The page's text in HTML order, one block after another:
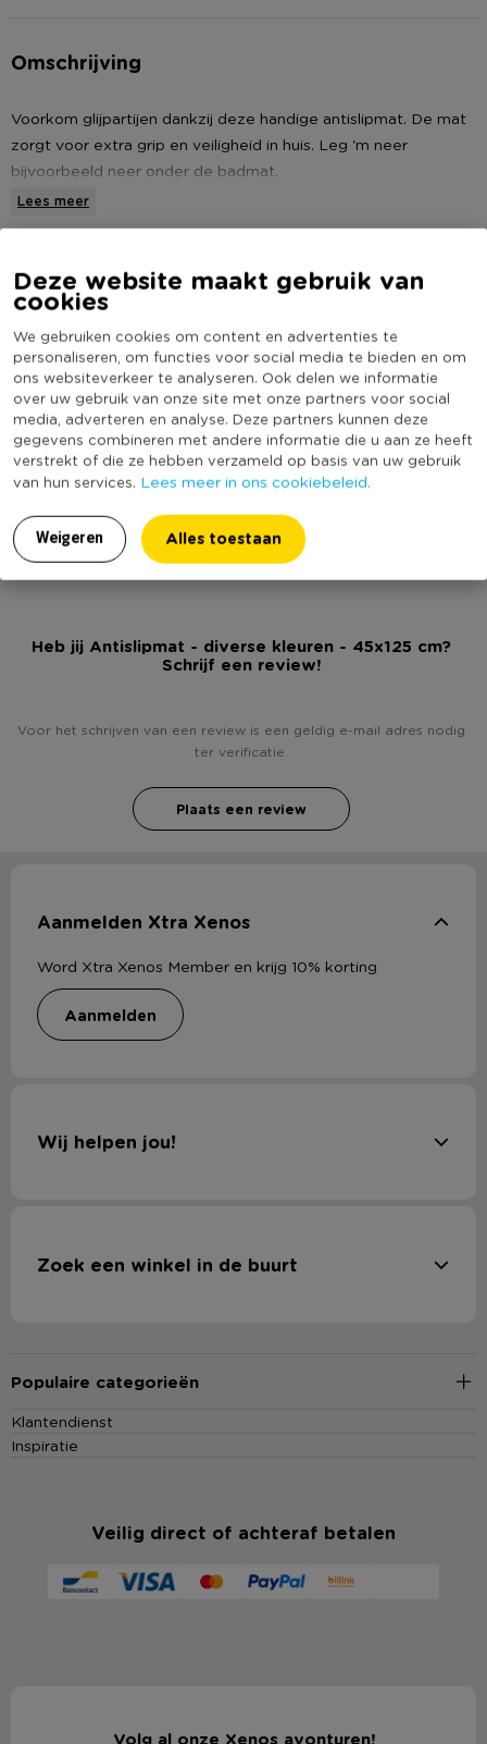
Deze website maakt gebruik van
cookies
We gebruiken cookies om content en advertenties te
personaliseren, om functies voor social media te bieden en om
ons websiteverkeer te analyseren. Ook delen we informatie
over uw gebruik van onze site met onze partners voor social
media, adverteren en analyse. Deze partners kunnen deze
gegevens combineren met andere informatie die u aan ze heeft
verstrekt of die ze hebben verzameld op basis van uw gebruik
van hun services. Lees meer in ons cookiebeleid.
Weigeren Alles toestaan
Omschrijving
Voorkom glijpartijen dankzij deze handige antislipmat. De mat
zorgt voor extra grip en veiligheid in huis. Leg 'm neer
bijvoorbeeld neer onder de badmat.
Let op!
Lees meer
Artikelnummer
Online Only
Nee
Materiaal
PVC
Productbreedte (cm)
125
Kleur
Multikleur
Productlengte (cm)
45
Duurzaamheidsscore
Heb jij Antislipmat - diverse kleuren - 45x125 cm?
Schrijf een review!
Voor het schrijven van een review is een geldig e-mail adres nodig
ter verificatie.
Plaats een review
Aanmelden Xtra Xenos
Word Xtra Xenos Member en krijg 10% korting
aanmelden
Wij helpen jou!
Zoek een winkel in de buurt
Populaire categorieën
Klantendienst
Inspiratie
Veilig direct of achteraf betalen
Volg al onze Xenos avonturen!